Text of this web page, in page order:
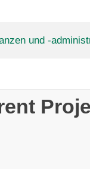
und -